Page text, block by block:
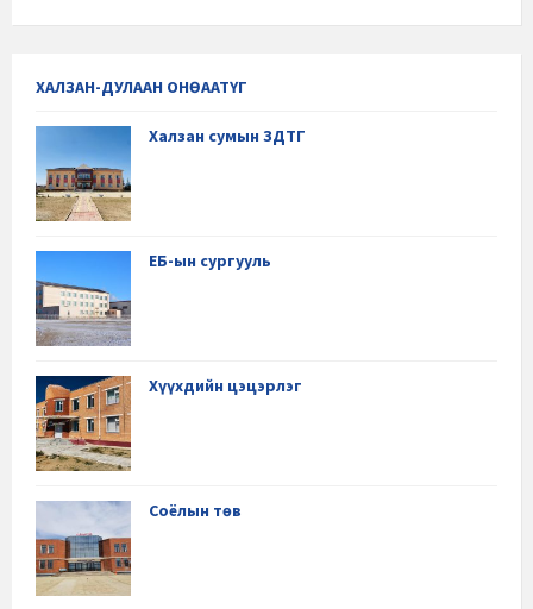
ХАЛЗАН-ДУЛААН ОНӨААТҮГ
Халзан сумын ЗДТГ
ЕБ-ын сургууль
Хүүхдийн цэцэрлэг
Соёлын төв